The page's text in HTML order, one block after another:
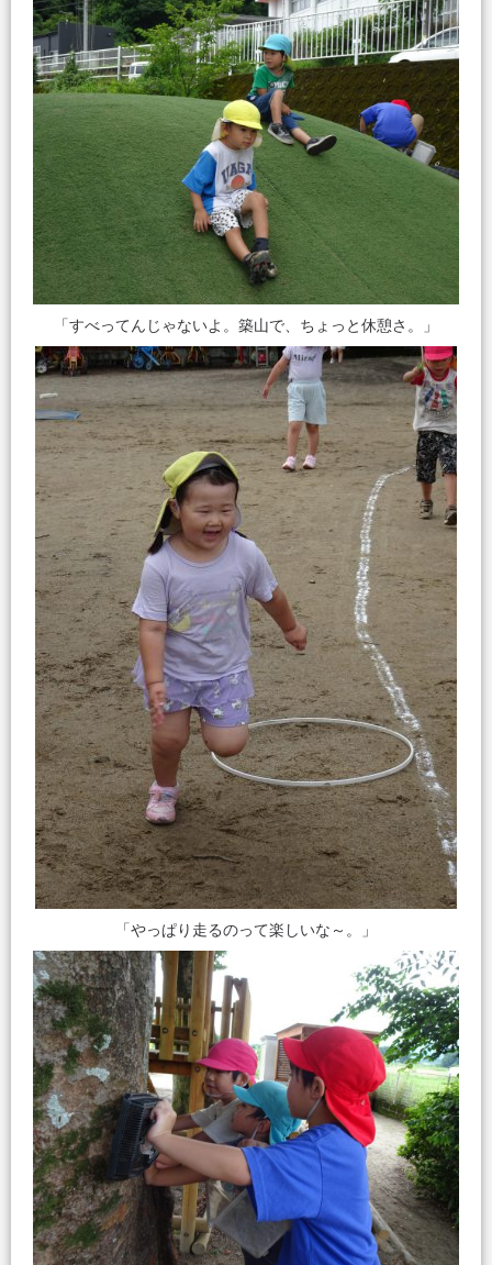
「すべってんじゃないよ。築山で、ちょっと休憩さ。」
「やっぱり走るのって楽しいな～。」